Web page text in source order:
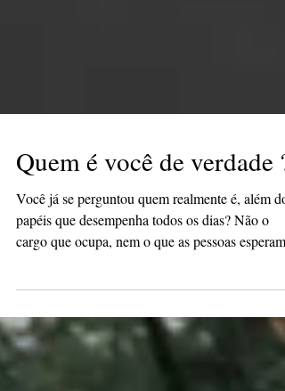
Quem é você de verdade ?
Você já se perguntou quem realmente é, além dos
papéis que desempenha todos os dias? Não o
de você. Mas você, com seus valores, medos,
sonhos e verdades mais íntimas. A correria do
cotidiano muitas vezes nos afasta de nós mesmos.
Entramos no modo automático, repetindo
sem perceber se ainda fazem sentido. Mas o